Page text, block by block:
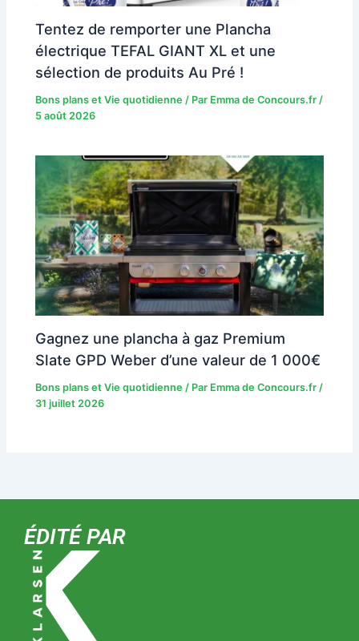
Tentez de remporter une Plancha
électrique TEFAL GIANT XL et une
sélection de produits Au Pré !
Bons plans et Vie quotidienne / Par Emma de Concours.fr /
5 août 2026
Gagnez une plancha à gaz Premium
Slate GPD Weber d’une valeur de 1 000€
Bons plans et Vie quotidienne / Par Emma de Concours.fr /
31 juillet 2026
ÉDITÉ PAR